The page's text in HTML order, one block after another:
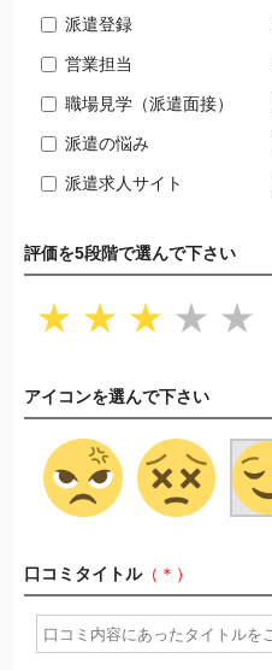
派遣登録
営業担当
職場見学（派遣面接）
派遣の悩み
派遣求人サイト
評価を5段階で選んで下さい
★ ★ ★ ★ ★
アイコンを選んで下さい
口コミタイトル（＊）